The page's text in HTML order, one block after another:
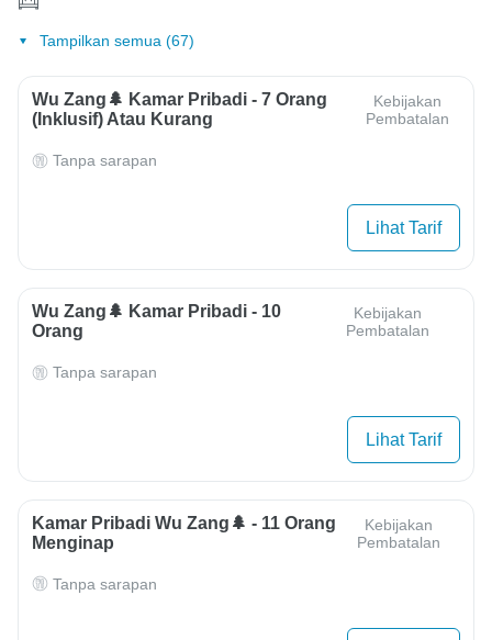
Tampilkan semua (67)
Wu Zang🌲 Kamar Pribadi - 7 Orang
(inklusif) Atau Kurang
Kebijakan
Pembatalan
Tanpa sarapan
Lihat Tarif
Wu Zang🌲 Kamar Pribadi - 10
Orang
Kebijakan
Pembatalan
Tanpa sarapan
Lihat Tarif
Kamar Pribadi Wu Zang🌲 - 11 Orang
Menginap
Kebijakan
Pembatalan
Tanpa sarapan